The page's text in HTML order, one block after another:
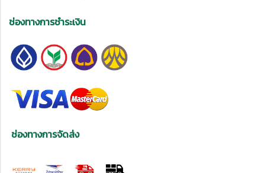
ช่องทางการชำระเงิน
ช่องทางการจัดส่ง